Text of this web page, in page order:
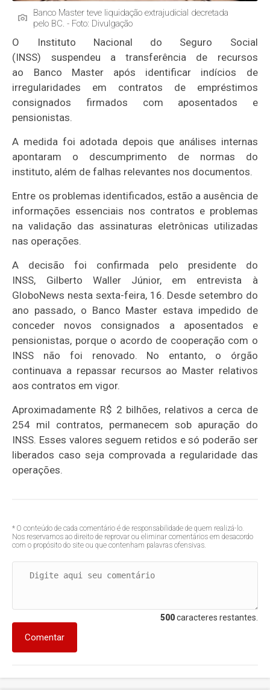
Banco Master teve liquidação extrajudicial decretada
pelo BC. - Foto: Divulgação
O Instituto Nacional do Seguro Social
(INSS) suspendeu a transferência de recursos
ao Banco Master após identificar indícios de
irregularidades em contratos de empréstimos
consignados firmados com aposentados e
pensionistas.
A medida foi adotada depois que análises internas
apontaram o descumprimento de normas do
instituto, além de falhas relevantes nos documentos.
Entre os problemas identificados, estão a ausência de
informações essenciais nos contratos e problemas
na validação das assinaturas eletrônicas utilizadas
nas operações.
A decisão foi confirmada pelo presidente do
INSS, Gilberto Waller Júnior, em entrevista à
GloboNews nesta sexta-feira, 16. Desde setembro do
ano passado, o Banco Master estava impedido de
conceder novos consignados a aposentados e
pensionistas, porque o acordo de cooperação com o
INSS não foi renovado. No entanto, o órgão
continuava a repassar recursos ao Master relativos
aos contratos em vigor.
Aproximadamente R$ 2 bilhões, relativos a cerca de
254 mil contratos, permanecem sob apuração do
INSS. Esses valores seguem retidos e só poderão ser
liberados caso seja comprovada a regularidade das
operações.
* O conteúdo de cada comentário é de responsabilidade de quem realizá-lo.
Nos reservamos ao direito de reprovar ou eliminar comentários em desacordo
com o propósito do site ou que contenham palavras ofensivas.
500caracteres restantes.
Comentar